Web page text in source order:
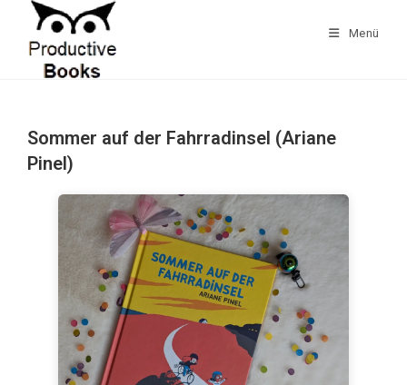
springen
Menü
Sommer auf der Fahrradinsel (Ariane
Pinel)